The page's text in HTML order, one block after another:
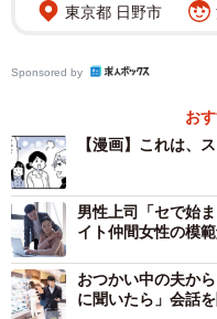
「Ａさんは誘わんとこな」と
さん）
そんなある日、爽やかな
して、あさのさんに声を
たことにホッとするあさ
口から飛び出したのは「
た。
東京都 日野市
Sponsored by
お
【漫画】これは、
男性上司「セで始
イト仲間女性の模
おつかい中の夫か
に聞いたら」会話